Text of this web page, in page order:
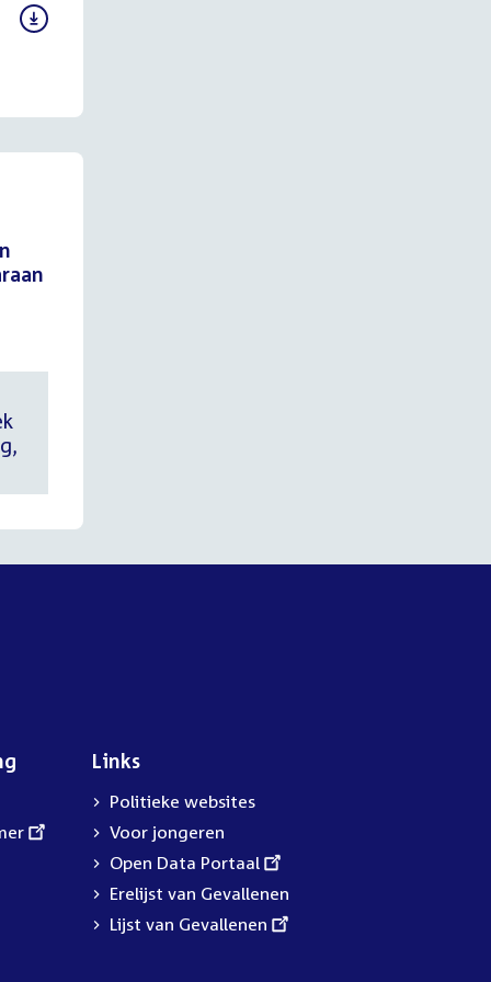
Links
Politieke websites
Voor jongeren
External
link:
Open Data Portaal
Erelijst van Gevallenen
External
Lijst van Gevallenen